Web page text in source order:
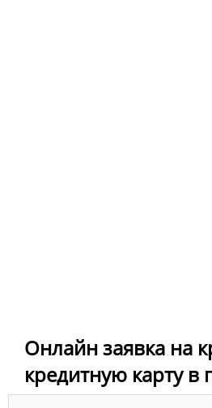
Онлайн заявка на
кредитную карту в